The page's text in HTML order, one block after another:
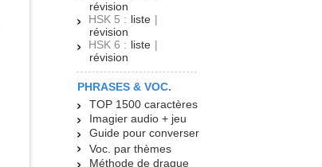
révision
HSK 5 : liste |
révision
HSK 6 : liste |
révision
PHRASES & VOC.
TOP 1500 caractères
Imagier audio + jeu
Guide pour converser
Voc. par thèmes
Méthode de drague